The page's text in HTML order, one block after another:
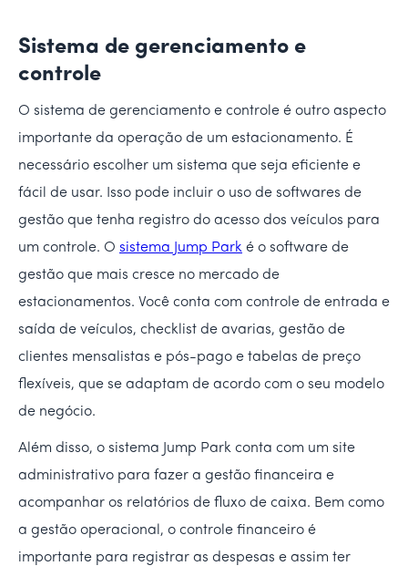
Sistema de gerenciamento e
controle
O sistema de gerenciamento e controle é outro aspecto
importante da operação de um estacionamento. É
necessário escolher um sistema que seja eficiente e
fácil de usar. Isso pode incluir o uso de softwares de
gestão que tenha registro do acesso dos veículos para
um controle. O sistema Jump Park é o software de
gestão que mais cresce no mercado de
estacionamentos. Você conta com controle de entrada e
saída de veículos, checklist de avarias, gestão de
clientes mensalistas e pós-pago e tabelas de preço
flexíveis, que se adaptam de acordo com o seu modelo
de negócio.
Além disso, o sistema Jump Park conta com um site
administrativo para fazer a gestão financeira e
acompanhar os relatórios de fluxo de caixa. Bem como
a gestão operacional, o controle financeiro é
importante para registrar as despesas e assim ter